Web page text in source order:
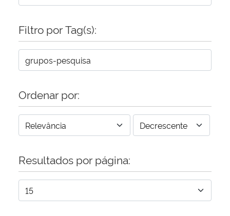
Filtro por Tag(s):
Ordenar por:
Resultados por página: